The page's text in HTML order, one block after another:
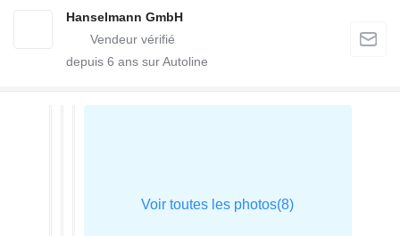
Hanselmann GmbH
depuis 6 ans sur Autoline